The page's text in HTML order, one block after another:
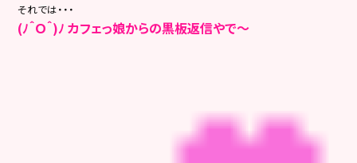
それでは・・・
(ﾉ＾Ｏ＾)ﾉ カフェっ娘からの黒板返信やで～